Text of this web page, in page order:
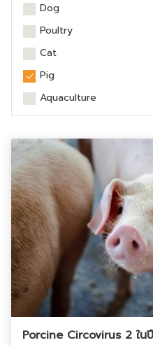
Dog
Poultry
Cat
Pig
Aquaculture
Porcine Circovirus 2 ใ